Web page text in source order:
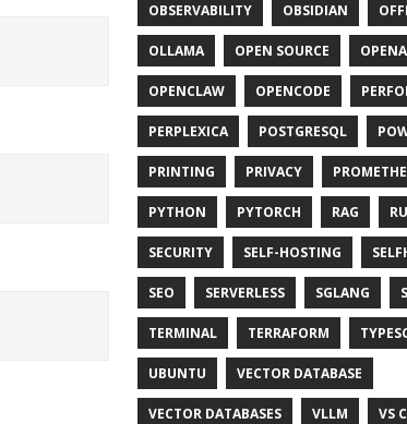
OBSERVABILITY OBSIDIAN
OLLAMA OPEN SOURCE
OPENCLAW OPENCODE
PERPLEXICA POSTGRESQL
PRINTING PRIVACY
PYTHON PYTORCH RAG
SECURITY SELF-HOSTING
SEO SERVERLESS SGLANG
TERMINAL TERRAFORM
UBUNTU VECTOR DATABASE
VECTOR DATABASES VLLM VS